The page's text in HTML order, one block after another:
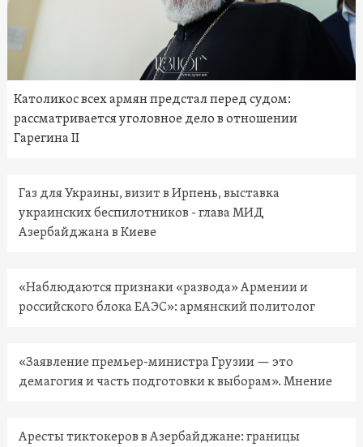
Католикос всех армян предстал перед судом:
рассматривается уголовное дело в отношении
Гарегина II
Газ для Украины, визит в Ирпень, выставка
украинских беспилотников - глава МИД
Азербайджана в Киеве
«Наблюдаются признаки «развода» Армении и
российского блока ЕАЭС»: армянский политолог
«Заявление премьер-министра Грузии — это
демагогия и часть подготовки к выборам». Мнение
Аресты тиктокеров в Азербайджане: границы